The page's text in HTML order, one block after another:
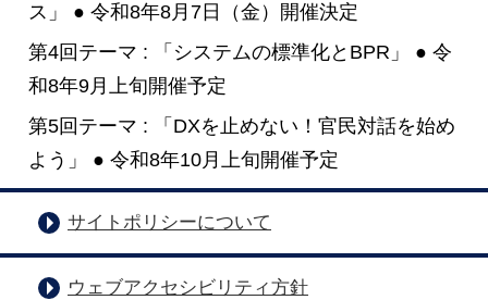
ス」 ● 令和8年8月7日（金）開催決定
第4回テーマ : 「システムの標準化とBPR」 ● 令
和8年9月上旬開催予定
第5回テーマ : 「DXを止めない！官民対話を始め
よう」 ● 令和8年10月上旬開催予定
サイトポリシーについて
ウェブアクセシビリティ方針